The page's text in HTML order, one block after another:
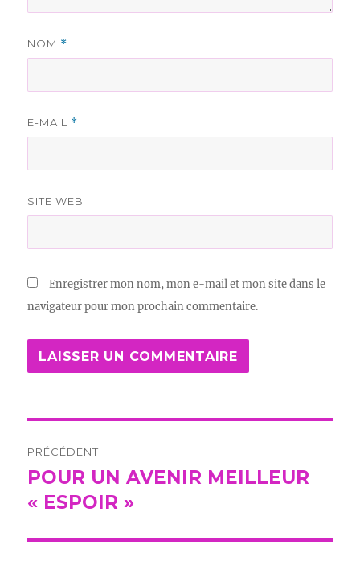
NOM *
E-MAIL *
SITE WEB
Enregistrer mon nom, mon e-mail et mon site dans le
navigateur pour mon prochain commentaire.
de
l’article
PRÉCÉDENT
Publication
précédente :
POUR UN AVENIR MEILLEUR
« ESPOIR »